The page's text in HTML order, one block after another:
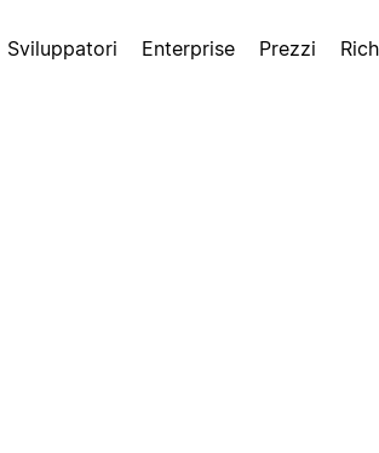
Sviluppatori Enterprise Prezzi